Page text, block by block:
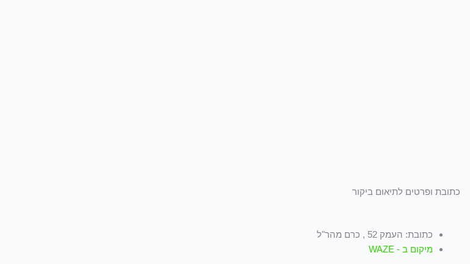
כתובת ופרטים לתיאום ביקור
כתובת: העמק 52 , כרם מהר"ל
מיקום ב - WAZE